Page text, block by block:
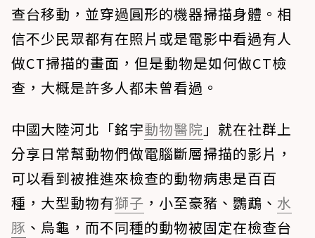
查台移動，並穿過圓形的機器掃描身體。相
信不少民眾都有在照片或是電影中看過有人
做CT掃描的畫面，但是動物是如何做CT檢
查，大概是許多人都未曾看過。
中國大陸河北「銘宇動物醫院 」就在社群上
分享日常幫動物們做電腦斷層掃描的影片，
可以看到被推進來檢查的動物病患是百百
種，大型動物有獅子 ，小至豪豬、鸚鵡、 水
豚 、烏龜，而不同種的動物被固定在檢查台